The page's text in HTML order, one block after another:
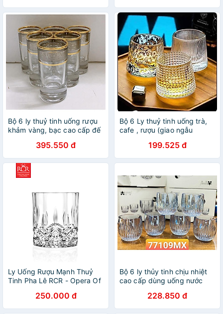
Bộ 6 ly thuỷ tinh uống rượu
khảm vàng, bạc cao cấp đế
395.550 đ
Bộ 6 Ly thuỷ tinh uống trà,
cafe , rượu (giao ngẫu
199.525 đ
Ly Uống Rượu Mạnh Thuỷ
Tinh Pha Lê RCR - Opera Of
250.000 đ
Bộ 6 ly thủy tinh chịu nhiệt
cao cấp dùng uống nước
228.850 đ